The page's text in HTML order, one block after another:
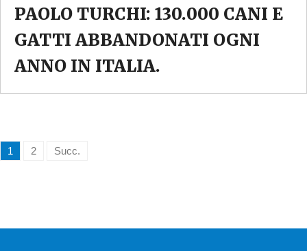
PAOLO TURCHI: 130.000 CANI E
GATTI ABBANDONATI OGNI
ANNO IN ITALIA.
1 2 Succ.